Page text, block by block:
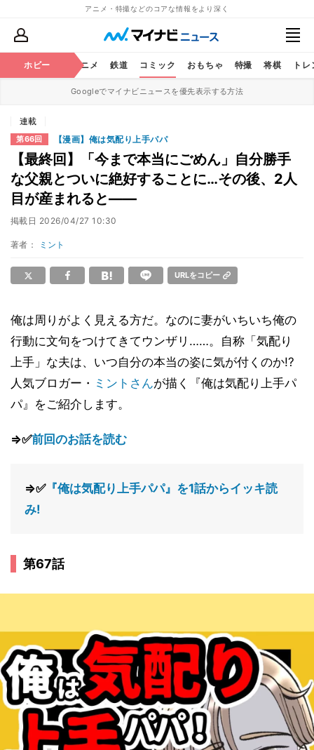
アニメ・特撮などのコアな情報をより深く
ホビー アニメ 鉄道 コミック おもちゃ 特撮 将棋 ト
Googleでマイナビニュースを優先表示する方法
連載
第66回 【漫画】俺は気配り上手パパ
【最終回】「今まで本当にごめん」自分勝手
な父親とついに絶好することに…その後、2人
目が産まれると――
掲載日 2026/04/27 10:30
著者： ミント
URLをコピー
俺は周りがよく見える方だ。なのに妻がいちいち俺の
行動に文句をつけてきてウンザリ……。自称「気配り
上手」な夫は、いつ自分の本当の姿に気が付くのか!?
人気ブロガー・ ミントさんが描く『俺は気配り上手パ
パ』をご紹介します。
⇒✅前回のお話を読む
⇒✅『俺は気配り上手パパ』を1話からイッキ読
み!
第67話